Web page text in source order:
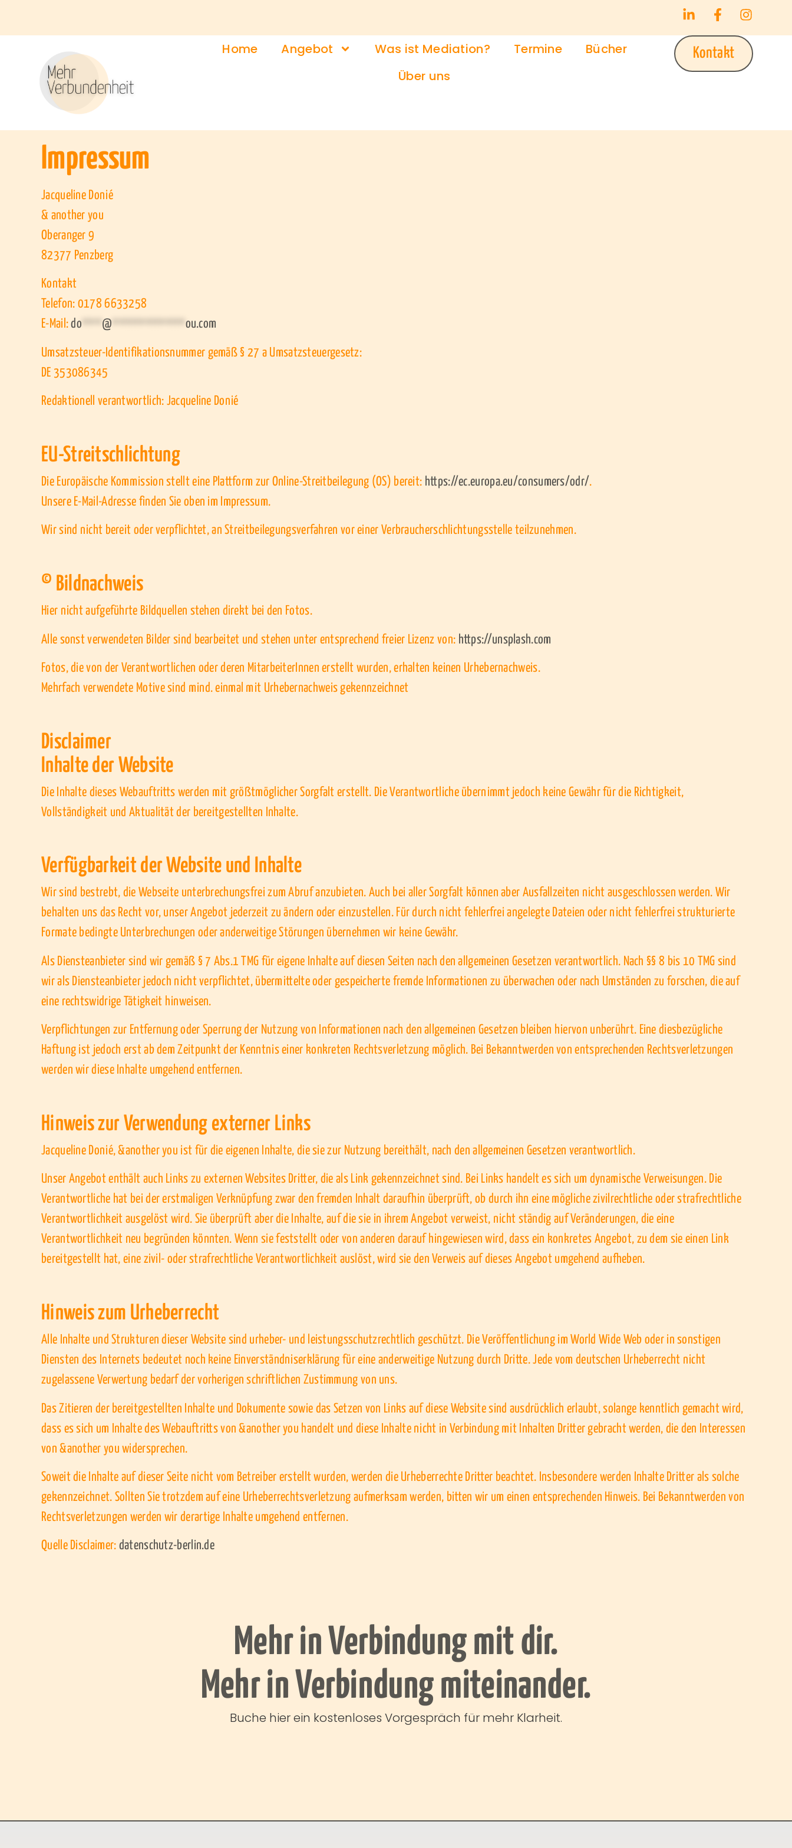
Home Angebot Was ist Mediation? Termine
Bücher
Über uns
Kontakt
Impressum
Jacqueline Donié
& another you
Oberanger 9
82377 Penzberg
Kontakt
Telefon: 0178 6633258
E-Mail:do *** @ *********** ou.com
Umsatzsteuer-Identifikationsnummer gemäß § 27 a Umsatzsteuergesetz:
DE 353086345
Redaktionell verantwortlich: Jacqueline Donié
EU-Streitschlichtung
Die Europäische Kommission stellt eine Plattform zur Online-Streitbeilegung (OS) bereit: https://ec.europa.eu/consumers/odr/.
Unsere E-Mail-Adresse finden Sie oben im Impressum.
Wir sind nicht bereit oder verpflichtet, an Streitbeilegungsverfahren vor einer Verbraucherschlichtungsstelle teilzunehmen.
© Bildnachweis
Hier nicht aufgeführte Bildquellen stehen direkt bei den Fotos.
Alle sonst verwendeten Bilder sind bearbeitet und stehen unter entsprechend freier Lizenz von: https://unsplash.com
Fotos, die von der Verantwortlichen oder deren MitarbeiterInnen erstellt wurden, erhalten keinen Urhebernachweis.
Mehrfach verwendete Motive sind mind. einmal mit Urhebernachweis gekennzeichnet
Disclaimer
Inhalte der Website
Die Inhalte dieses Webauftritts werden mit größtmöglicher Sorgfalt erstellt. Die Verantwortliche übernimmt jedoch keine Gewähr für die Richtigkeit,
Vollständigkeit und Aktualität der bereitgestellten Inhalte.
Verfügbarkeit der Website und Inhalte
Wir sind bestrebt, die Webseite unterbrechungsfrei zum Abruf anzubieten. Auch bei aller Sorgfalt können aber Ausfallzeiten nicht ausgeschlossen werden. Wir
behalten uns das Recht vor, unser Angebot jederzeit zu ändern oder einzustellen. Für durch nicht fehlerfrei angelegte Dateien oder nicht fehlerfrei strukturierte
Formate bedingte Unterbrechungen oder anderweitige Störungen übernehmen wir keine Gewähr.
Als Diensteanbieter sind wir gemäß § 7 Abs.1 TMG für eigene Inhalte auf diesen Seiten nach den allgemeinen Gesetzen verantwortlich. Nach §§ 8 bis 10 TMG sind
wir als Diensteanbieter jedoch nicht verpflichtet, übermittelte oder gespeicherte fremde Informationen zu überwachen oder nach Umständen zu forschen, die auf
eine rechtswidrige Tätigkeit hinweisen.
Verpflichtungen zur Entfernung oder Sperrung der Nutzung von Informationen nach den allgemeinen Gesetzen bleiben hiervon unberührt. Eine diesbezügliche
Haftung ist jedoch erst ab dem Zeitpunkt der Kenntnis einer konkreten Rechtsverletzung möglich. Bei Bekanntwerden von entsprechenden Rechtsverletzungen
werden wir diese Inhalte umgehend entfernen.
Hinweis zur Verwendung externer Links
Jacqueline Donié, &another you ist für die eigenen Inhalte, die sie zur Nutzung bereithält, nach den allgemeinen Gesetzen verantwortlich.
Unser Angebot enthält auch Links zu externen Websites Dritter, die als Link gekennzeichnet sind. Bei Links handelt es sich um dynamische Verweisungen. Die
Verantwortliche hat bei der erstmaligen Verknüpfung zwar den fremden Inhalt daraufhin überprüft, ob durch ihn eine mögliche zivilrechtliche oder strafrechtliche
Verantwortlichkeit ausgelöst wird. Sie überprüft aber die Inhalte, auf die sie in ihrem Angebot verweist, nicht ständig auf Veränderungen, die eine
Verantwortlichkeit neu begründen könnten. Wenn sie feststellt oder von anderen darauf hingewiesen wird, dass ein konkretes Angebot, zu dem sie einen Link
bereitgestellt hat, eine zivil- oder strafrechtliche Verantwortlichkeit auslöst, wird sie den Verweis auf dieses Angebot umgehend aufheben.
Hinweis zum Urheberrecht
Alle Inhalte und Strukturen dieser Website sind urheber- und leistungsschutzrechtlich geschützt. Die Veröffentlichung im World Wide Web oder in sonstigen
Diensten des Internets bedeutet noch keine Einverständniserklärung für eine anderweitige Nutzung durch Dritte. Jede vom deutschen Urheberrecht nicht
zugelassene Verwertung bedarf der vorherigen schriftlichen Zustimmung von uns.
Das Zitieren der bereitgestellten Inhalte und Dokumente sowie das Setzen von Links auf diese Website sind ausdrücklich erlaubt, solange kenntlich gemacht wird,
dass es sich um Inhalte des Webauftritts von &another you handelt und diese Inhalte nicht in Verbindung mit Inhalten Dritter gebracht werden, die den Interessen
von &another you widersprechen.
Soweit die Inhalte auf dieser Seite nicht vom Betreiber erstellt wurden, werden die Urheberrechte Dritter beachtet. Insbesondere werden Inhalte Dritter als solche
gekennzeichnet. Sollten Sie trotzdem auf eine Urheberrechtsverletzung aufmerksam werden, bitten wir um einen entsprechenden Hinweis. Bei Bekanntwerden von
Rechtsverletzungen werden wir derartige Inhalte umgehend entfernen.
Quelle Disclaimer: datenschutz-berlin.de
Mehr in Verbindung mit dir.
Mehr in Verbindung miteinander.
Buche hier ein kostenloses Vorgespräch für mehr Klarheit.